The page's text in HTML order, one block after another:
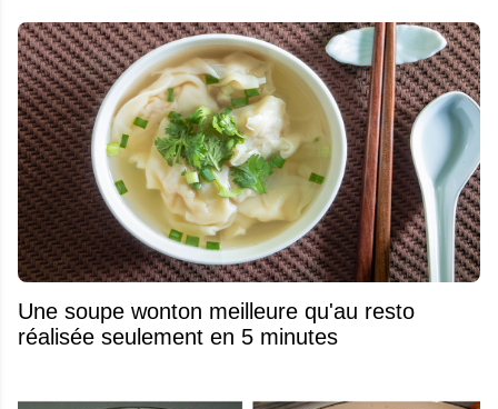
Une soupe wonton meilleure qu'au resto
réalisée seulement en 5 minutes